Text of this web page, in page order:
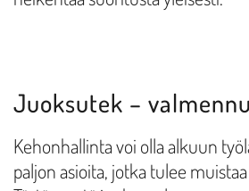
Juoksutek –
Kehonhallinta voi olla alkuun
paljon asioita, jotka tulee